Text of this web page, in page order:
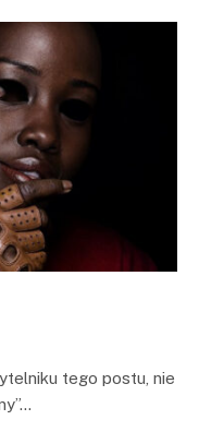
tego postu, nie